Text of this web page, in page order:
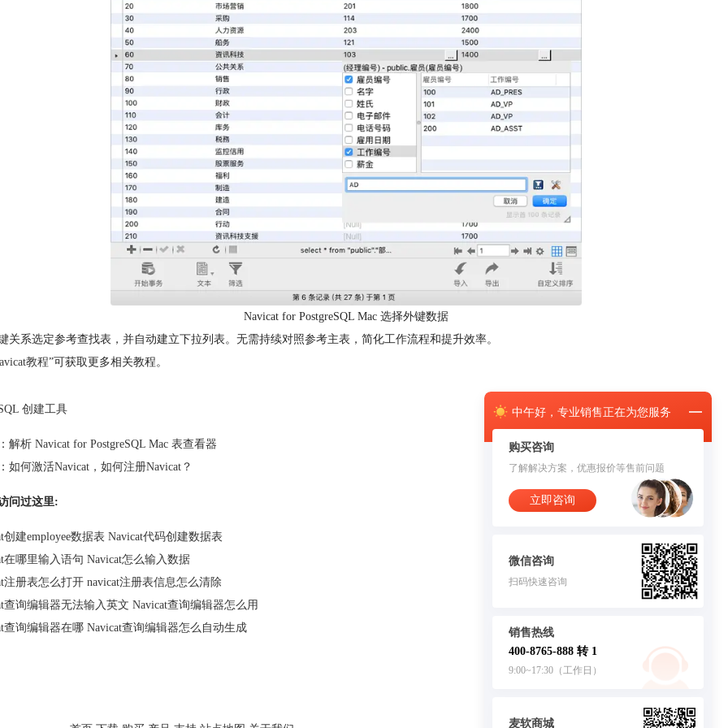
中午好， 专业销售正在为您服务
购买咨询
了解解决方案，优惠报价等售前问题
立即咨询
微信咨询
扫码快速咨询
销售热线
400-8765-888 转 1
9:00~17:30（工作日）
麦软商城
Navicat for PostgreSQL Mac 选择外键数据
关系选定参考查找表，并自动建立下拉列表。无需持续对照参考主表，简化工作流程和提升效率。
教程”可获取更多相关教程。
创建工具
解析 Navicat for PostgreSQL Mac 表查看器
如何激活Navicat，如何注册Navicat？
问过这里:
创建employee数据表 Navicat代码创建数据表
在哪里输入语句 Navicat怎么输入数据
注册表怎么打开 navicat注册表信息怎么清除
查询编辑器无法输入英文 Navicat查询编辑器怎么用
查询编辑器在哪 Navicat查询编辑器怎么自动生成